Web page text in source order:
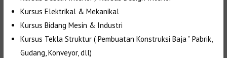
Kursus Elektrikal & Mekanikal
Kursus Bidang Mesin & Industri
Kursus Tekla Struktur ( Pembuatan Konstruksi Baja ” Pabrik,
Gudang, Konveyor, dll)